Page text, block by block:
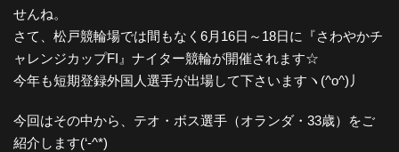
せんね。
さて、松戸競輪場では間もなく6月16日～18日に『さわやかチ
ャレンジカップFI』ナイター競輪が開催されます☆
今年も短期登録外国人選手が出場して下さいますヽ(^o^)丿
今回はその中から、テオ・ボス選手（オランダ・33歳）をご
紹介します(‘-^*)